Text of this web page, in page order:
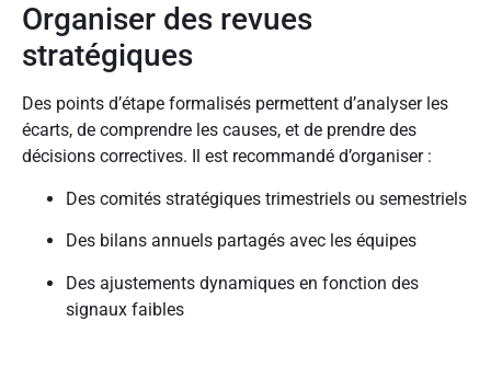
Organiser des revues
stratégiques
Des points d’étape formalisés permettent d’analyser les
écarts, de comprendre les causes, et de prendre des
décisions correctives. Il est recommandé d’organiser :
Des comités stratégiques trimestriels ou semestriels
Des bilans annuels partagés avec les équipes
Des ajustements dynamiques en fonction des
signaux faibles